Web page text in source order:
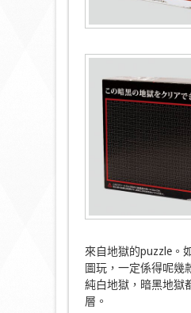
來自地獄的puzzle。
圖玩，一定係得呢幾
純白地獄，暗黑地獄
層。